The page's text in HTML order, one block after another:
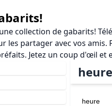
collection de gabarits!
les partager avec vos
Jetez un coup d'œil et
heure
heure